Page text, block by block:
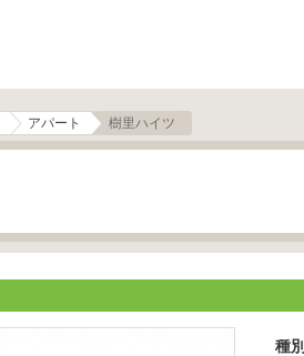
アパート 樹里ハイツ
種別